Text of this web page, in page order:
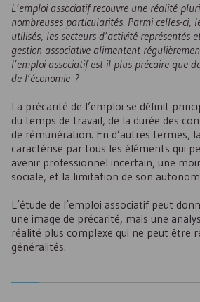
L’emploi associatif recouvre une réalité
nombreuses particularités. Parmi celles-ci,
utilisés, les secteurs d’activité représentés
gestion associative alimentent
l’emploi associatif est-il plus précaire que
de l’économie ?
La précarité de l’emploi se définit
du temps de travail, de la durée des
de rémunération. En d’autres termes,
caractérise par tous les éléments qui
avenir professionnel incertain, une
sociale, et la limitation de son
L’étude de l’emploi associatif peut
une image de précarité, mais une
réalité plus complexe qui ne peut être
généralités.